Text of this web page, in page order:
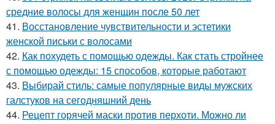
средние волосы для женщин после 50 лет
41. Восстановление чувствительности и эстетики
женской письки с волосами
42. Как похудеть с помощью одежды. Как стать стройнее
с помощью одежды: 15 способов, которые работают
43. Выбирай стиль: самые популярные виды мужских
галстуков на сегодняшний день
44. Рецепт горячей маски против перхоти. Можно ли